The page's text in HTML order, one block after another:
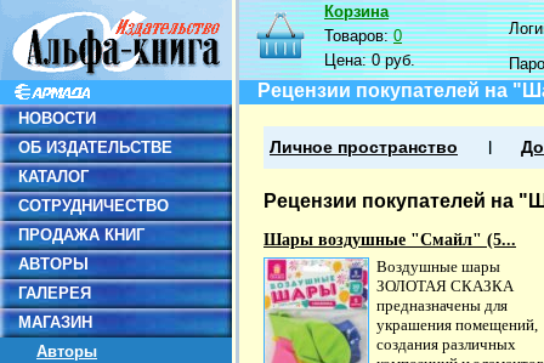
НОВОСТИ
ОБ ИЗДАТЕЛЬСТВЕ
КАТАЛОГ
СОТРУДНИЧЕСТВО
ПРОДАЖА КНИГ
АВТОРЫ
ГАЛЕРЕЯ
МАГАЗИН
Авторы
Корзина
Товаров:0
Цена:0 руб.
Рецензии покупателей на
Личное пространство
Рецензии покупателей на
Шары воздушные "Смайл" (5...
Воздушные шары
ЗОЛОТАЯ СКАЗКА
предназначены для
украшения помещений,
создания различных